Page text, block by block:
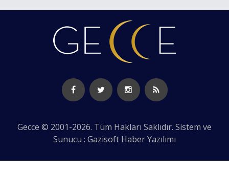
Gecce © 2001-2026. Tüm Hakları Saklıdır. Sistem ve
Sunucu : Gazisoft Haber Yazılımı